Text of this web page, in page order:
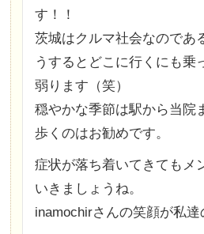
す！！
茨城はクルマ社会なのであ
うするとどこに行くにも乗
弱ります（笑）
穏やかな季節は駅から当院
歩くのはお勧めです。
症状が落ち着いてきてもメ
いきましょうね。
inamochirさんの笑顔が私達